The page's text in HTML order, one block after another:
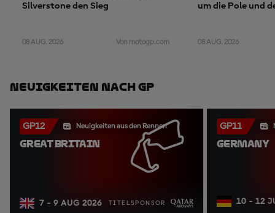
Silverstone den Sieg
08 AUG. 2026 Von motogp.com
um die Pole und
08 AUG. 2026
Neuigkeiten Nach GP
GP12 Neuigkeiten aus den Rennen
GREAT BRITAIN
7 - 9 AUG 2026 TITELSPONSOR
GP11
GERMANY
10 - 12